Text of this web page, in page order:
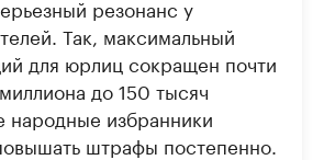
резонанс у
Так, максимальный
для юрлиц сокращен почти
до 150 тысяч
народные избранники
штрафы постепенно.